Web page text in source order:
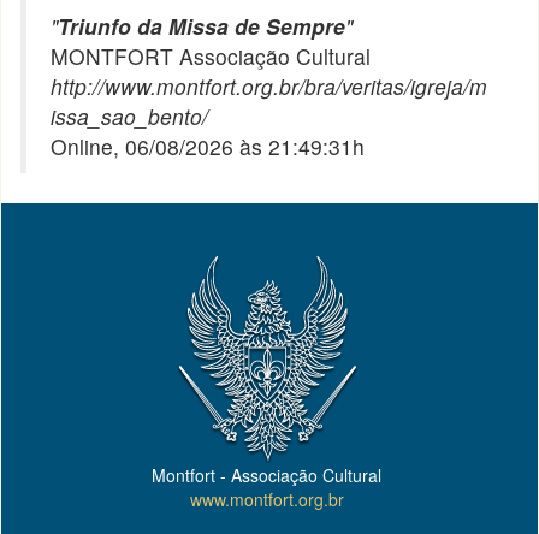
"Triunfo da Missa de Sempre"
MONTFORT Associação Cultural
http://www.montfort.org.br/bra/veritas/igreja/m
issa_sao_bento/
Online, 06/08/2026 às 21:49:31h
Montfort - Associação Cultural
www.montfort.org.br